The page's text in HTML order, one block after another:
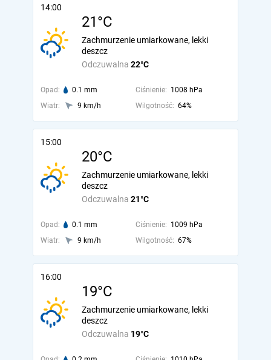
14:00
21°C
Odczuwalna 22°C
Zachmurzenie umiarkowane, lekki
deszcz
Opad: 0.1 mm Ciśnienie: 1008 hPa
Wiatr:
9 km/h Wilgotność: 64%
15:00
20°C
Odczuwalna 21°C
Zachmurzenie umiarkowane, lekki
deszcz
Opad: 0.1 mm Ciśnienie: 1009 hPa
Wiatr:
9 km/h Wilgotność: 67%
16:00
19°C
Odczuwalna 19°C
Zachmurzenie umiarkowane, lekki
deszcz